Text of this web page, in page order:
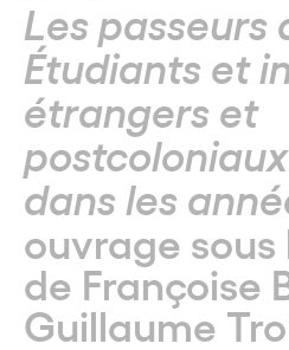
Les passeurs
Étudiants et
étrangers et
dans les
ouvrage
de Françoise
Guillaume